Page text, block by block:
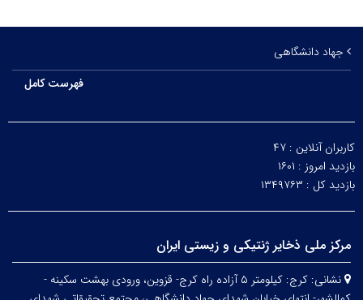
جهاد دانشگاهی
فهرست کامل
کاربران آنلاین : ۴۷
بازدید امروز : ۱۶۰۱
بازدید کل : ۱۳۴۹۷۶۳
مرکز ملی ذخایر ژنتیکی و زیستی ایران
نشانی:
کرج: کیلومتر ۵ آزاده راه کرج- قزوین، ورودی بهشت سکینه -